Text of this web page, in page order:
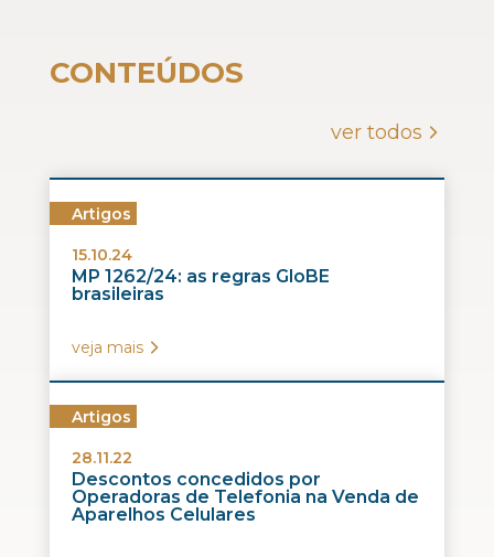
CONTEÚDOS
ver todos
Artigos
15.10.24
MP 1262/24: as regras GloBE
brasileiras
veja mais
Artigos
28.11.22
Descontos concedidos por
Operadoras de Telefonia na Venda de
Aparelhos Celulares